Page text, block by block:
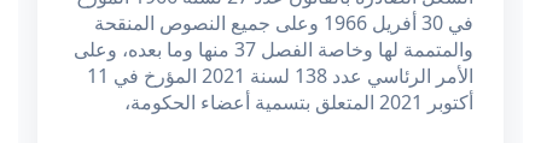
في 30 أفريل 1966 وعلى جميع النصوص المنقحة
والمتممة لها وخاصة الفصل 37 منها وما بعده، وعلى
الأمر الرئاسي عدد 138 لسنة 2021 المؤرخ في 11
أكتوبر 2021 المتعلق بتسمية أعضاء الحكومة،